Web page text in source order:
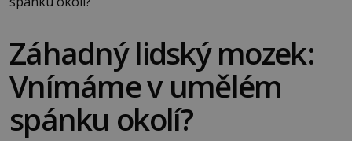
Záhadný lidský mozek:
Vnímáme v umělém
spánku okolí?